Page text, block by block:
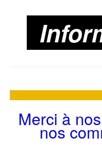
Merci à
nos